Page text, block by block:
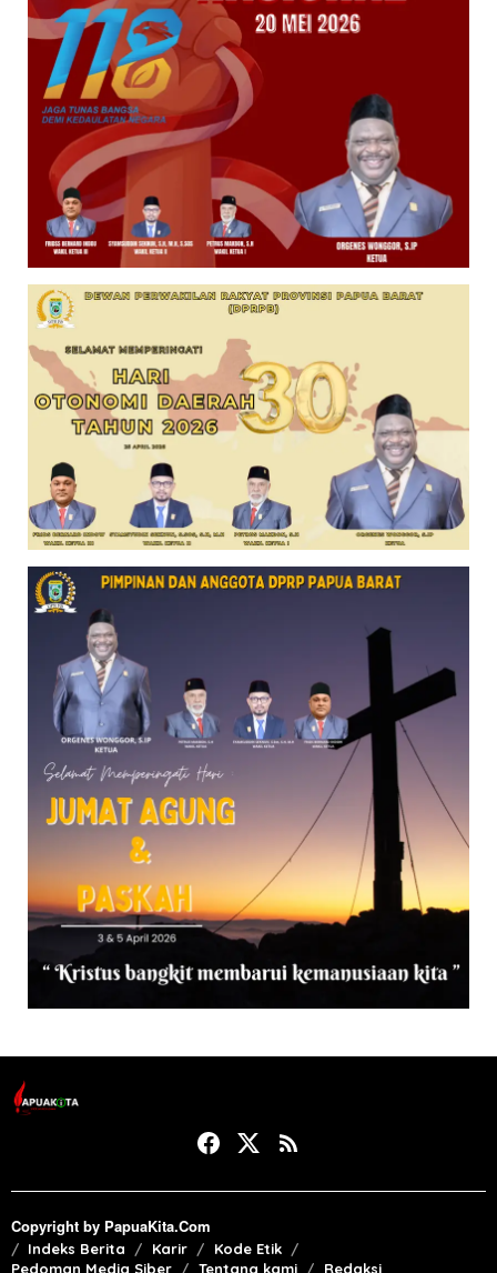
Copyright by PapuaKita.Com
Indeks Berita Karir
Kode Etik
Pedoman Media Siber
Tentang kami Redaksi